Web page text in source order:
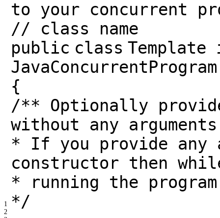
1
2
to your concurrent
// class name
public class Template
JavaConcurrentProgram
{
/** Optionally
without any
* If you provide any
constructor then
* running the
*/